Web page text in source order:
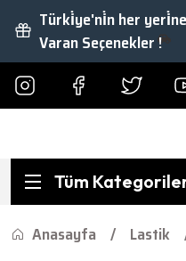
Türki̇ye'ni̇n her
Varan Seçenekler !
Tüm
Anasayfa Lastik